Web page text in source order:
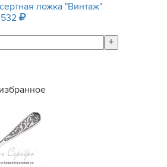
ложка "Винтаж"
+